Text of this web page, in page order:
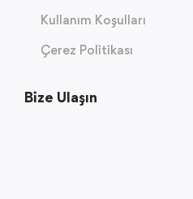
Kullanım Koşulları
Çerez Politikası
Bize Ulaşın